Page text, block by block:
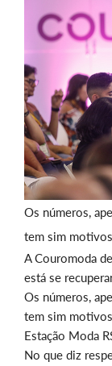
Os números,
tem sim
A Couromoda
está se
Os números,
tem sim
Estação Moda
No que diz